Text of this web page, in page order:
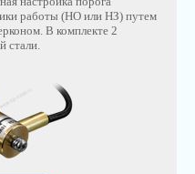
работы (НО или НЗ) путем
В комплекте 2
стали.